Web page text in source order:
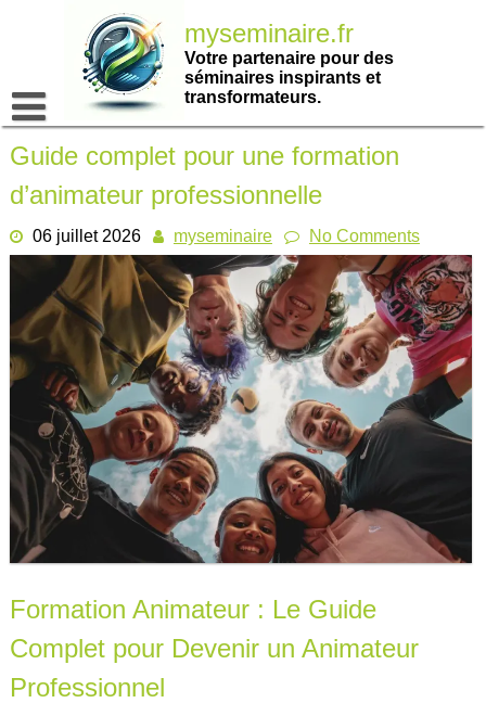
myseminaire.fr
Votre partenaire pour des
séminaires inspirants et
transformateurs.
Guide complet pour une formation
d’animateur professionnelle
06 juillet 2026 myseminaire No Comments
Formation Animateur : Le Guide
Complet pour Devenir un Animateur
Professionnel